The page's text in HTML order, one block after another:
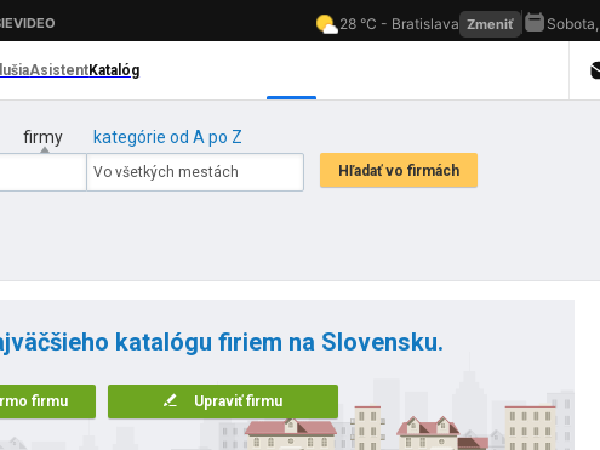
firmy kategórie od A po Z
katalógu firiem na Slovensku.
firmu Upraviť firmu